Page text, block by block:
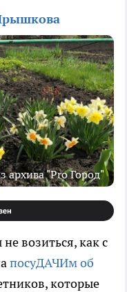
архива "Pro Город"
возиться, как с
посуДАЧИм об
которые